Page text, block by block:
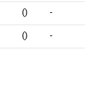
() -
() -